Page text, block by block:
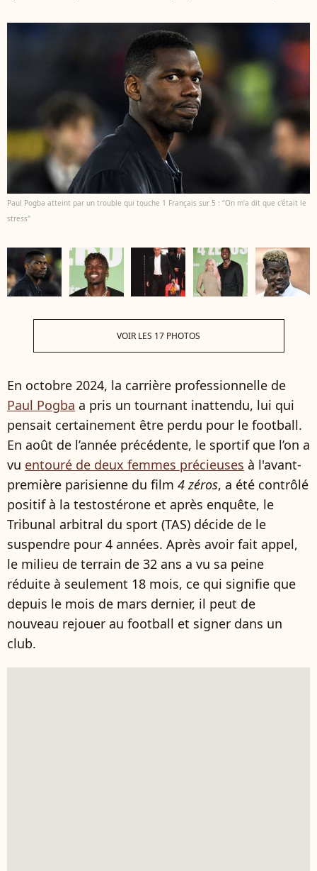
Paul Pogba atteint par un trouble qui touche 1 Français sur 5 : “On m'a dit que c'était le
stress"
VOIR LES 17 PHOTOS
En octobre 2024, la carrière professionnelle de
Paul Pogba a pris un tournant inattendu, lui qui
pensait certainement être perdu pour le football.
En août de l’année précédente, le sportif que l’on a
vu entouré de deux femmes précieuses à l'avant-
première parisienne du film 4 zéros, a été contrôlé
positif à la testostérone et après enquête, le
Tribunal arbitral du sport (TAS) décide de le
suspendre pour 4 années. Après avoir fait appel,
le milieu de terrain de 32 ans a vu sa peine
réduite à seulement 18 mois, ce qui signifie que
depuis le mois de mars dernier, il peut de
nouveau rejouer au football et signer dans un
club.